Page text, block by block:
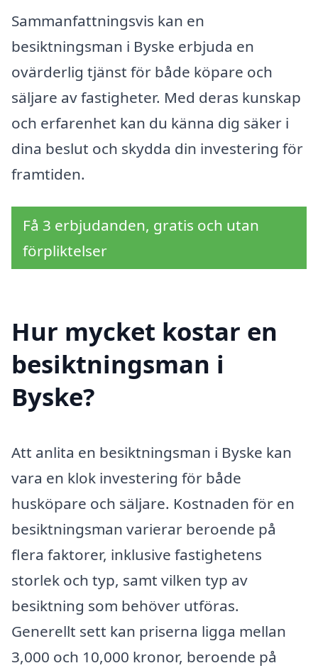
Sammanfattningsvis kan en
besiktningsman i Byske erbjuda en
ovärderlig tjänst för både köpare och
säljare av fastigheter. Med deras kunskap
och erfarenhet kan du känna dig säker i
dina beslut och skydda din investering för
framtiden.
Få 3 erbjudanden, gratis och utan
förpliktelser
Hur mycket kostar en
besiktningsman i
Byske?
Att anlita en besiktningsman i Byske kan
vara en klok investering för både
husköpare och säljare. Kostnaden för en
besiktningsman varierar beroende på
flera faktorer, inklusive fastighetens
storlek och typ, samt vilken typ av
besiktning som behöver utföras.
Generellt sett kan priserna ligga mellan
3,000 och 10,000 kronor, beroende på